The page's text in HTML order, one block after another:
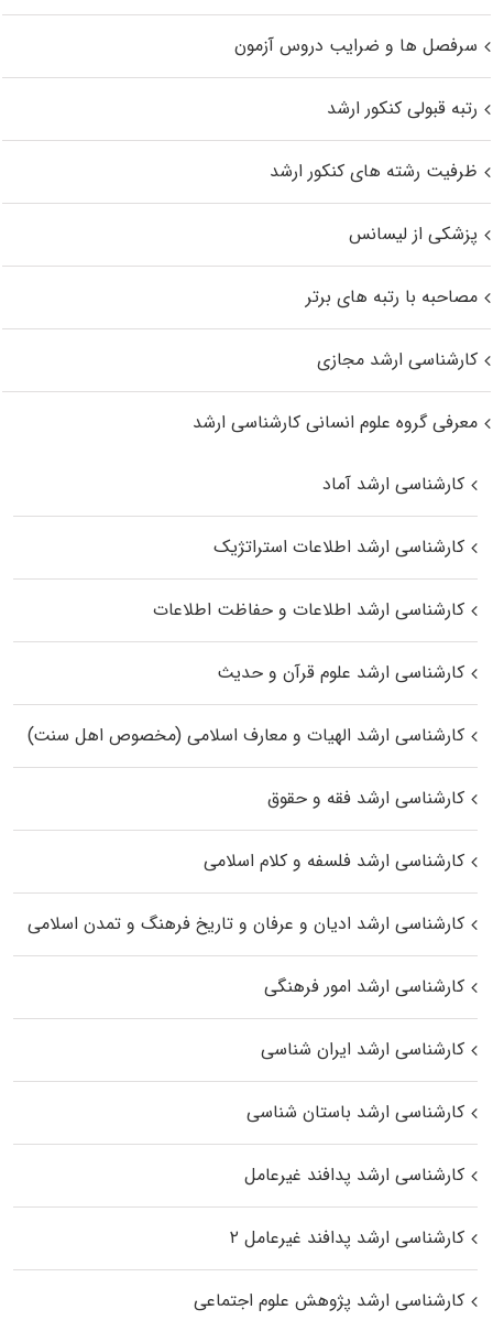
سرفصل ها و ضرایب دروس آزمون
رتبه قبولی کنکور ارشد
ظرفیت رشته های کنکور ارشد
پزشکی از لیسانس
مصاحبه با رتبه های برتر
کارشناسی ارشد مجازی
معرفی گروه علوم انسانی کارشناسی ارشد
کارشناسی ارشد آماد
کارشناسی ارشد اطلاعات استراتژیک
کارشناسی ارشد اطلاعات و حفاظت اطلاعات
کارشناسی ارشد علوم قرآن و حدیث
کارشناسی ارشد الهیات و معارف اسلامی (مخصوص اهل سنت)
کارشناسی ارشد فقه و حقوق
کارشناسی ارشد فلسفه و کلام اسلامی
کارشناسی ارشد ادیان و عرفان و تاریخ فرهنگ و تمدن اسلامی
کارشناسی ارشد امور فرهنگی
کارشناسی ارشد ایران شناسی
کارشناسی ارشد باستان شناسی
کارشناسی ارشد پدافند غیرعامل
کارشناسی ارشد پدافند غیرعامل ۲
کارشناسی ارشد پژوهش علوم اجتماعی